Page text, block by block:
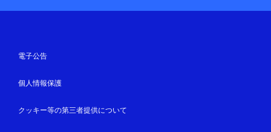
電子公告
個人情報保護
クッキー等の第三者提供について